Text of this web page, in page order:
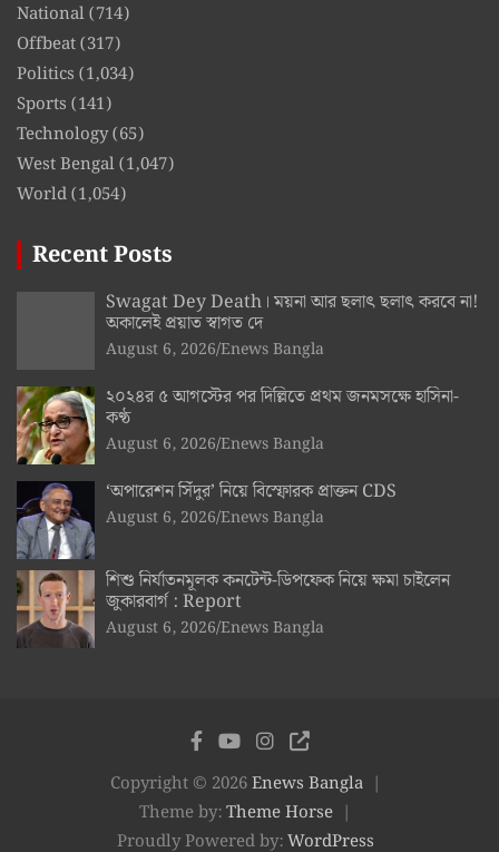
National(714)
Offbeat(317)
Politics (1,034)
Sports (141)
Technology(65)
West Bengal(1,047)
World(1,054)
Recent Posts
Swagat Dey Death। ময়না আর ছলাৎ ছলাৎ করবে না!
অকালেই প্রয়াত স্বাগত দে
August 6, 2026 Enews Bangla
২০২৪র ৫ আগস্টের পর দিল্লিতে প্রথম জনমসক্ষে হাসিনা-
কণ্ঠ
August 6, 2026 Enews Bangla
‘অপারেশন সিঁদুর’ নিয়ে বিস্ফোরক প্রাক্তন CDS
August 6, 2026 Enews Bangla
শিশু নির্যাতনমূলক কনটেন্ট-ডিপফেক নিয়ে ক্ষমা চাইলেন
জুকারবার্গ : Report
August 6, 2026 Enews Bangla
Copyright © 2026Enews Bangla
Theme by:Theme Horse
Proudly Powered by:WordPress